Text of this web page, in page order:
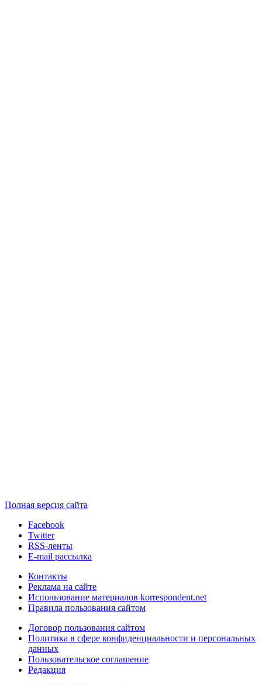
Полная версия сайта
Facebook
Twitter
RSS-ленты
E-mail рассылка
Контакты
Реклама на сайте
Использование материалов korrespondent.net
Правила пользования сайтом
Договор пользования сайтом
Политика в сфере конфиденциальности и персональных
данных
Пользовательское соглашение
Редакция